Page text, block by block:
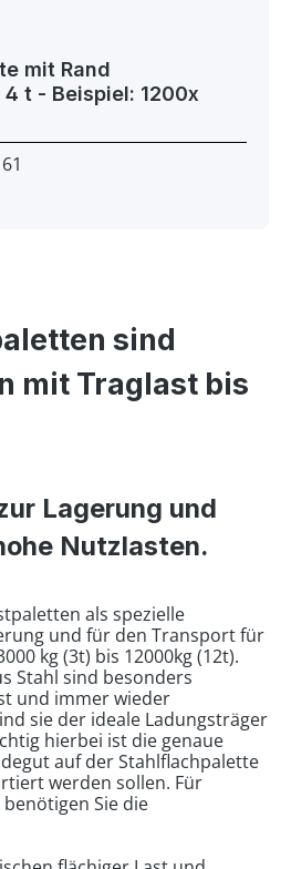
mit Rand
sind
mit Traglast bis
Lagerung und
Nutzlasten.
als spezielle
und für den Transport für
kg (3t) bis 12000kg (12t).
Stahl sind besonders
und immer wieder
sie der ideale Ladungsträger
hierbei ist die genaue
auf der Stahlflachpalette
werden sollen. Für
Sie die